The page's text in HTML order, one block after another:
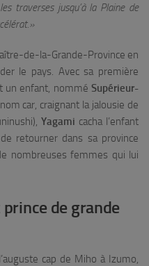
traverses jusqu’à la Plaine de
de-la-Grande-Province en
le pays. Avec sa première
un enfant, nommé Supérieur-
car, craignant la jalousie de
Yagami cacha l’enfant
retourner dans sa province
nombreuses femmes qui lui
de grande
cap de Miho à Izumo,